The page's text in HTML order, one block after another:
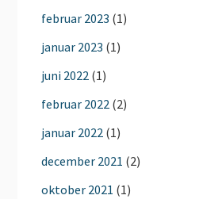
februar 2023 (1)
januar 2023 (1)
juni 2022 (1)
februar 2022 (2)
januar 2022 (1)
december 2021 (2)
oktober 2021 (1)